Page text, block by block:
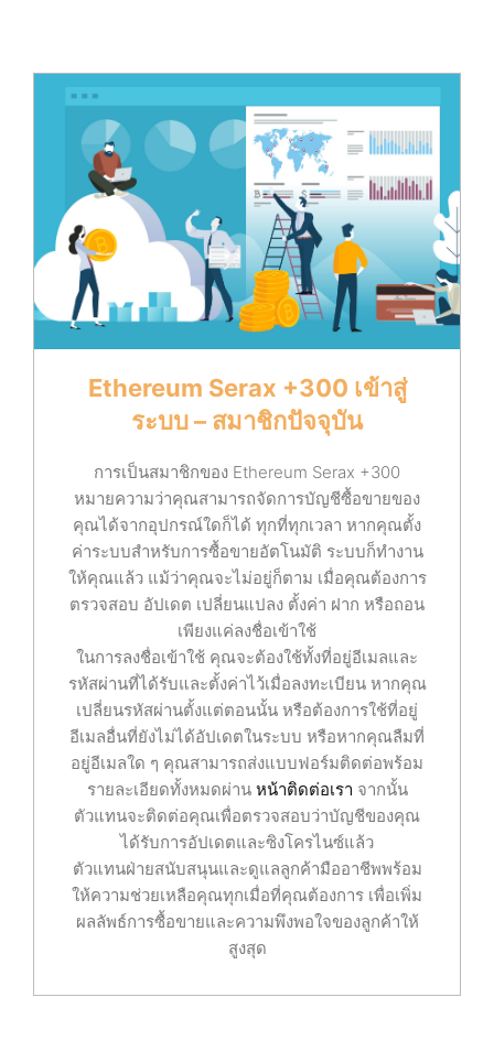
Ethereum Serax +300 เข้าสู่
ระบบ – สมาชิกปัจจุบัน
การเป็นสมาชิกของ Ethereum Serax +300
หมายความว่าคุณสามารถจัดการบัญชีซื้อขายของ
คุณได้จากอุปกรณ์ใดก็ได้ ทุกที่ทุกเวลา หากคุณตั้ง
ค่าระบบสำหรับการซื้อขายอัตโนมัติ ระบบก็ทำงาน
ให้คุณแล้ว แม้ว่าคุณจะไม่อยู่ก็ตาม เมื่อคุณต้องการ
ตรวจสอบ อัปเดต เปลี่ยนแปลง ตั้งค่า ฝาก หรือถอน
เพียงแค่ลงชื่อเข้าใช้
ในการลงชื่อเข้าใช้ คุณจะต้องใช้ทั้งที่อยู่อีเมลและ
รหัสผ่านที่ได้รับและตั้งค่าไว้เมื่อลงทะเบียน หากคุณ
เปลี่ยนรหัสผ่านตั้งแต่ตอนนั้น หรือต้องการใช้ที่อยู่
อีเมลอื่นที่ยังไม่ได้อัปเดตในระบบ หรือหากคุณลืมที่
อยู่อีเมลใด ๆ คุณสามารถส่งแบบฟอร์มติดต่อพร้อม
รายละเอียดทั้งหมดผ่าน หน้าติดต่อเรา จากนั้น
ตัวแทนจะติดต่อคุณเพื่อตรวจสอบว่าบัญชีของคุณ
ได้รับการอัปเดตและซิงโครไนซ์แล้ว
ตัวแทนฝ่ายสนับสนุนและดูแลลูกค้ามืออาชีพพร้อม
ให้ความช่วยเหลือคุณทุกเมื่อที่คุณต้องการ เพื่อเพิ่ม
ผลลัพธ์การซื้อขายและความพึงพอใจของลูกค้าให้
สูงสุด